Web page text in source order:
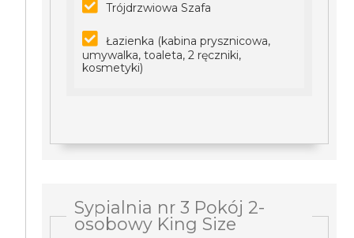
Trójdrzwiowa Szafa
Łazienka (kabina prysznicowa,
umywalka, toaleta, 2 ręczniki,
kosmetyki)
Sypialnia nr 3 Pokój 2-
osobowy King Size